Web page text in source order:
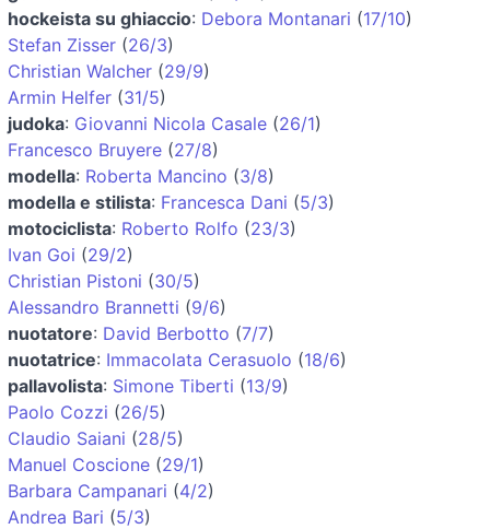
hockeista su ghiaccio: Debora Montanari (17/10)
Stefan Zisser (26/3)
Christian Walcher (29/9)
Armin Helfer (31/5)
judoka: Giovanni Nicola Casale (26/1)
Francesco Bruyere (27/8)
modella: Roberta Mancino (3/8)
modella e stilista: Francesca Dani (5/3)
motociclista: Roberto Rolfo (23/3)
Ivan Goi (29/2)
Christian Pistoni (30/5)
Alessandro Brannetti (9/6)
nuotatore: David Berbotto (7/7)
nuotatrice: Immacolata Cerasuolo (18/6)
pallavolista: Simone Tiberti (13/9)
Paolo Cozzi (26/5)
Claudio Saiani (28/5)
Manuel Coscione (29/1)
Barbara Campanari (4/2)
Andrea Bari (5/3)